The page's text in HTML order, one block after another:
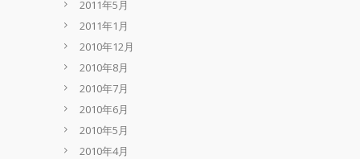
2011年5月
2011年1月
2010年12月
2010年8月
2010年7月
2010年6月
2010年5月
2010年4月